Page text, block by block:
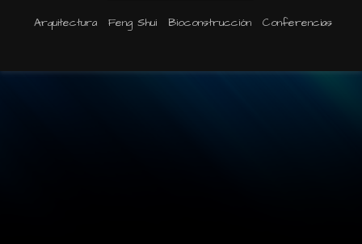
Arquitectura
Feng Shui Bioconstrucción Conferencias